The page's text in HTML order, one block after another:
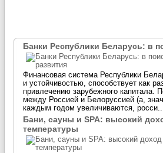
Банки Республики Беларусь: в
Финансовая система Республики
и устойчивостью, способствует как
привлечению зарубежного капитала.
между Россией и Белоруссией (а,
каждым годом увеличиваются,
Бани, сауны и SPA: высокий
температуры